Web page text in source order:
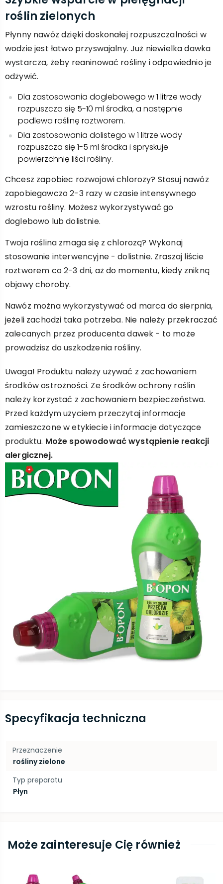
roślin zielonych
Płynny nawóz dzięki doskonałej rozpuszczalności w
wodzie jest łatwo przyswajalny. Już niewielka dawka
wystarcza, żeby reaninować rośliny i odpowiednio je
odżywić.
Dla zastosowania doglebowego w 1 litrze wody
rozpuszcza się 5-10 ml środka, a następnie
podlewa roślinę roztworem.
Dla zastosowania dolistego w 1 litrze wody
rozpuszcza się 1-5 ml środka i spryskuje
powierzchnię liści rośliny.
Chcesz zapobiec rozwojowi chlorozy? Stosuj nawóz
zapobiegawczo 2-3 razy w czasie intensywnego
wzrostu rośliny. Możesz wykorzystywać go
doglebowo lub dolistnie.
Twoja roślina zmaga się z chlorozą? Wykonaj
stosowanie interwencyjne - dolistnie. Zraszaj liście
roztworem co 2-3 dni, aż do momentu, kiedy znikną
objawy choroby.
Nawóz można wykorzystywać od marca do sierpnia,
jeżeli zachodzi taka potrzeba. Nie należy przekraczać
zalecanych przez producenta dawek - to może
prowadzisz do uszkodzenia rośliny.
Uwaga! Produktu należy używać z zachowaniem
środków ostrożności. Ze środków ochrony roślin
należy korzystać z zachowaniem bezpieczeństwa.
Przed każdym użyciem przeczytaj informacje
zamieszczone w etykiecie i informacje dotyczące
produktu. Może spowodować wystąpienie reakcji
alergicznej.
Specyfikacja techniczna
Przeznaczenie
rośliny zielone
Typ preparatu
Płyn
Może zainteresuje Cię również